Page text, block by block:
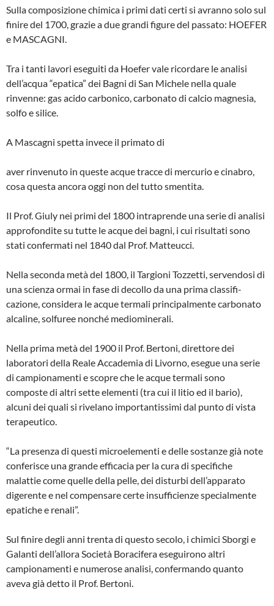
Sulla composizione chimica i primi dati certi si avranno solo sul
finire del 1700, grazie a due grandi figure del passato: HOEFER
e MASCAGNI.
Tra i tanti lavori eseguiti da Hoefer vale ricordare le analisi
dell’acqua “epatica” dei Bagni di San Michele nella quale
rinvenne: gas acido carbonico, carbonato di calcio magnesia,
solfo e silice.
A Mascagni spetta invece il primato di
aver rinvenuto in queste acque tracce di mercurio e cinabro,
cosa questa ancora oggi non del tutto smentita.
Il Prof. Giuly nei primi del 1800 intrapren­de una serie di analisi
approfondite su tut­te le acque dei bagni, i cui risultati sono
stati confermati nel 1840 dal Prof. Mat­teucci.
Nella seconda metà del 1800, il Targioni Tozzetti, servendosi di
una scienza ormai in fase di decollo da una prima classifi­
cazione, considera le acque termali prin­cipalmente carbonato
alcaline, solfuree nonché mediominerali.
Nella prima metà del 1900 il Prof. Berto­ni, direttore dei
laboratori della Reale Ac­cademia di Livorno, esegue una serie
di campionamenti e scopre che le acque ter­mali sono
composte di altri sette elementi (tra cui il litio ed il bario),
alcuni dei quali si rivelano importantissimi dal punto di vi­sta
terapeutico.
“La presenza di questi microelementi e delle sostanze già note
conferisce una grande efficacia per la cura di specifiche
malattie come quelle della pelle, dei di­sturbi dell’apparato
digerente e nel com­pensare certe insufficienze specialmen­te
epatiche e renali”.
Sul finire degli anni trenta di questo se­colo, i chimici Sborgi e
Galanti dell’allora Società Boracifera eseguirono altri
campionamenti e numerose analisi, con­fermando quanto
aveva già detto il Prof. Bertoni.